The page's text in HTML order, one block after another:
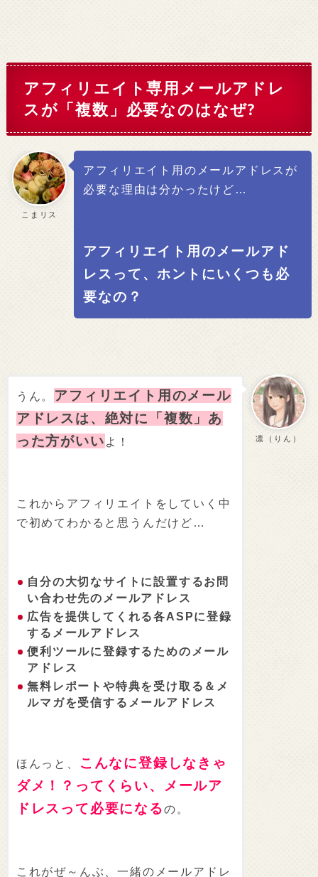
アフィリエイト専用メールアドレ
スが「複数」必要なのはなぜ?
こまリス
アフィリエイト用のメールアドレスが
必要な理由は分かったけど…
アフィリエイト用のメールアド
レスって、ホントにいくつも必
要なの？
凛（りん）
うん。
アフィリエイト用のメール
アドレスは、絶対に「複数」あ
った方がいい よ！
これからアフィリエイトをしていく中
で初めてわかると思うんだけど…
自分の大切なサイトに設置するお問
い合わせ先のメールアドレス
広告を提供してくれる各ASPに登録
するメールアドレス
便利ツールに登録するためのメール
アドレス
無料レポートや特典を受け取る＆メ
ルマガを受信するメールアドレス
ほんっと、
こんなに登録しなきゃ
ダメ！？ってくらい、メールア
ドレスって必要になるの。
これがぜ～んぶ、一緒のメールアドレ